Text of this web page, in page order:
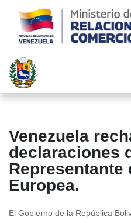
Venezuela
declaraciones
Representante
Europea.
El Gobierno de la República